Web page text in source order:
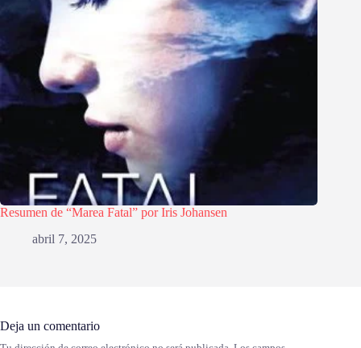
Resumen de “Marea Fatal” por Iris Johansen
abril 7, 2025
Deja un comentario